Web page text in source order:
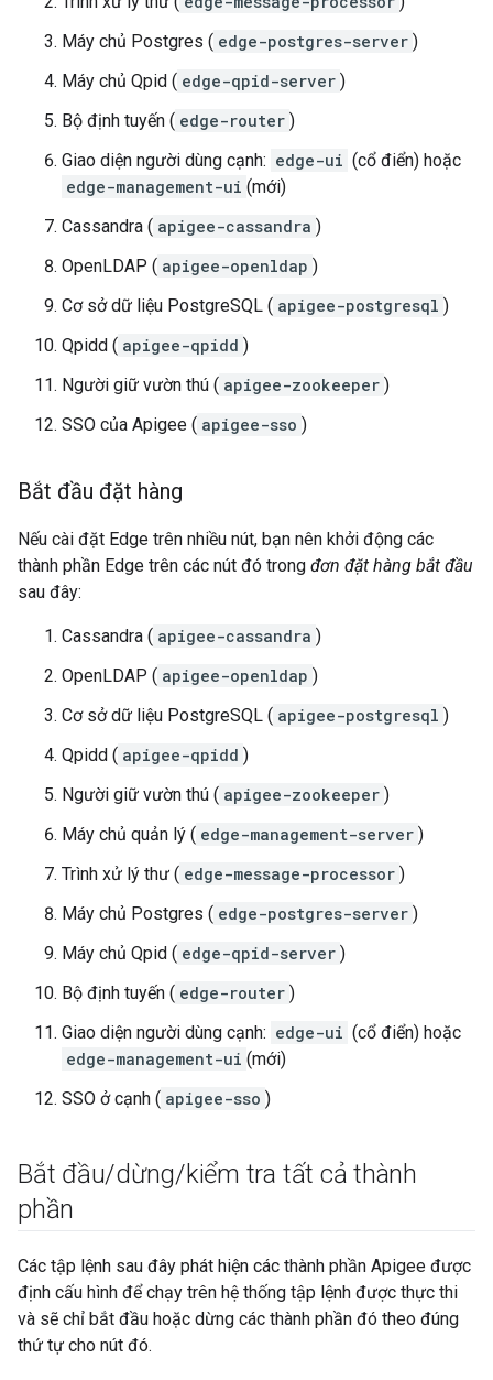
Máy chủ Postgres ( edge-postgres-server )
Máy chủ Qpid ( edge-qpid-server )
Bộ định tuyến ( edge-router )
Giao diện người dùng cạnh: edge-ui (cổ điển) hoặc
edge-management-ui (mới)
Cassandra ( apigee-cassandra )
OpenLDAP ( apigee-openldap )
Cơ sở dữ liệu PostgreSQL ( apigee-postgresql )
Qpidd ( apigee-qpidd )
Người giữ vườn thú ( apigee-zookeeper )
SSO của Apigee ( apigee-sso )
Bắt đầu đặt hàng
Nếu cài đặt Edge trên nhiều nút, bạn nên khởi động các
thành phần Edge trên các nút đó trong đơn đặt hàng bắt đầu
sau đây:
Cassandra ( apigee-cassandra )
OpenLDAP ( apigee-openldap )
Cơ sở dữ liệu PostgreSQL ( apigee-postgresql )
Qpidd ( apigee-qpidd )
Người giữ vườn thú ( apigee-zookeeper )
Máy chủ quản lý ( edge-management-server )
Trình xử lý thư ( edge-message-processor )
Máy chủ Postgres ( edge-postgres-server )
Máy chủ Qpid ( edge-qpid-server )
Bộ định tuyến ( edge-router )
Giao diện người dùng cạnh: edge-ui (cổ điển) hoặc
edge-management-ui (mới)
SSO ở cạnh ( apigee-sso )
Bắt đầu/dừng/kiểm tra tất cả thành
phần
Các tập lệnh sau đây phát hiện các thành phần Apigee được
định cấu hình để chạy trên hệ thống tập lệnh được thực thi
và sẽ chỉ bắt đầu hoặc dừng các thành phần đó theo đúng
thứ tự cho nút đó.